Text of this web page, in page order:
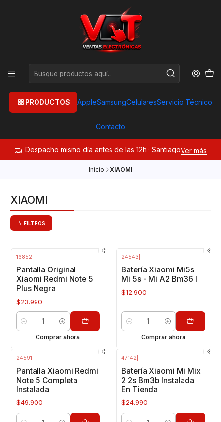
PRODUCTOS AppleSamsungCelularesServicio Técnico
Contacto
Despacho mismo día antes de las 12h · SantiagoVer más
Inicio XIAOMI
XIAOMI
FILTROS
16852
Pantalla Original
Xiaomi Redmi Note 5
Plus Negra
$23.990
Cantidad
Comprar ahora
24543
Batería Xiaomi Mi5s
Mi 5s - Mi A2 Bm36 I
$12.900
Cantidad
Comprar ahora
24591
Pantalla Xiaomi Redmi
Note 5 Completa
Instalada
$49.900
47142
Batería Xiaomi Mi Mix
2 2s Bm3b Instalada
En Tienda
$24.990